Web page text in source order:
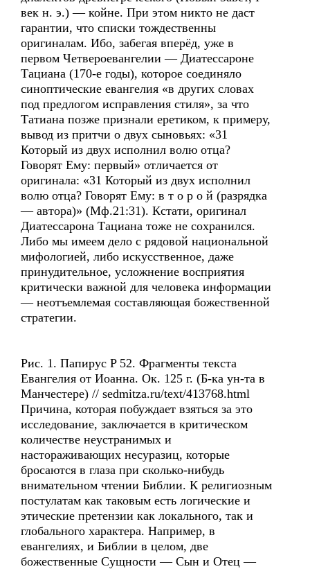
век н. э.) — койне. При этом никто не даст
гарантии, что списки тождественны
оригиналам. Ибо, забегая вперёд, уже в
первом Четвероевангелии — Диатессароне
Тациана (170-е годы), которое соединяло
синоптические евангелия «в других словах
под предлогом исправления стиля», за что
Татиана позже признали еретиком, к примеру,
вывод из притчи о двух сыновьях: «31
Который из двух исполнил волю отца?
Говорят Ему: первый» отличается от
оригинала: «31 Который из двух исполнил
волю отца? Говорят Ему: в т о р о й (разрядка
— автора)» (Мф.21:31). Кстати, оригинал
Диатессарона Тациана тоже не сохранился.
Либо мы имеем дело с рядовой национальной
мифологией, либо искусственное, даже
принудительное, усложнение восприятия
критически важной для человека информации
— неотъемлемая составляющая божественной
стратегии.
Рис. 1. Папирус P 52. Фрагменты текста
Евангелия от Иоанна. Ок. 125 г. (Б-ка ун-та в
Манчестере) // sedmitza.ru/text/413768.html
Причина, которая побуждает взяться за это
исследование, заключается в критическом
количестве неустранимых и
настораживающих несуразиц, которые
бросаются в глаза при сколько-нибудь
внимательном чтении Библии. К религиозным
постулатам как таковым есть логические и
этические претензии как локального, так и
глобального характера. Например, в
евангелиях, и Библии в целом, две
божественные Сущности — Сын и Отец —